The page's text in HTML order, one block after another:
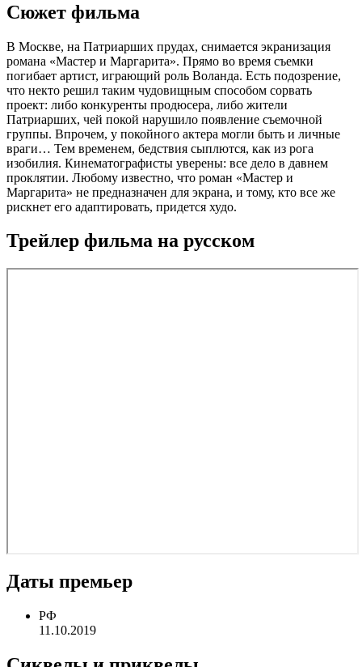
Сюжет фильма
В Москве, на Патриарших прудах, снимается экранизация
романа «Мастер и Маргарита». Прямо во время съемки
погибает артист, играющий роль Воланда. Есть подозрение,
что некто решил таким чудовищным способом сорвать
проект: либо конкуренты продюсера, либо жители
Патриарших, чей покой нарушило появление съемочной
группы. Впрочем, у покойного актера могли быть и личные
враги… Тем временем, бедствия сыплются, как из рога
изобилия. Кинематографисты уверены: все дело в давнем
проклятии. Любому известно, что роман «Мастер и
Маргарита» не предназначен для экрана, и тому, кто все же
рискнет его адаптировать, придется худо.
Трейлер фильма на русском
Даты премьер
РФ
11.10.2019